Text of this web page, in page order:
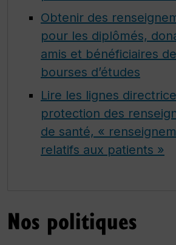
Obtenir des
pour les diplômés,
amis et bénéficiaires de
bourses d’études
Lire les lignes
protection des
de santé, «
relatifs aux patients »
Nos politiques